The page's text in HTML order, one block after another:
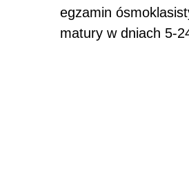
egzamin
matury w dniach 5-